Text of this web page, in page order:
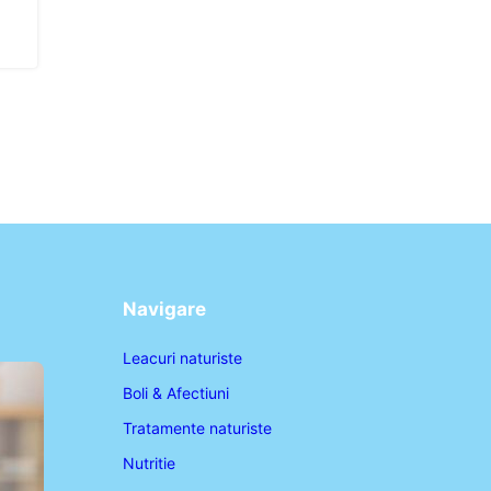
Navigare
Leacuri naturiste
Boli & Afectiuni
Tratamente naturiste
Nutritie